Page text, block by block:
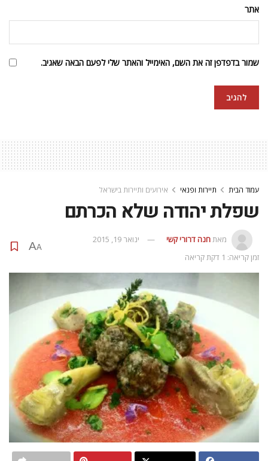
אתר
שמור בדפדפן זה את השם, האימייל והאתר שלי לפעם הבאה שאגיב.
עמוד הבית תיירות ופנאי אירועים ותיירות בישראל
שפלת יהודה שלא הכרתם
מאתחנה דרורי קשי
ינואר 19, 2015
זמן קריאה: 1 דקת קריאה
A
A